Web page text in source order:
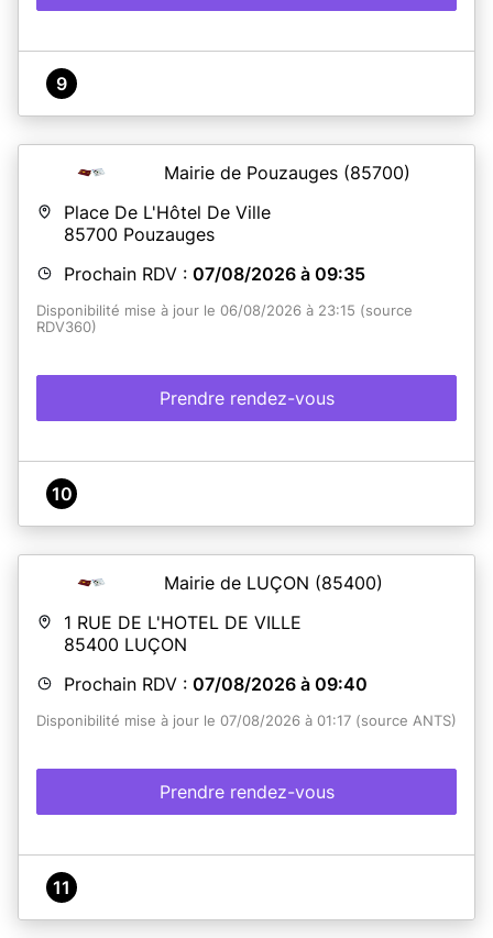
9
Mairie de Pouzauges (85700)
Place De L'Hôtel De Ville
85700 Pouzauges
Prochain RDV : 07/08/2026 à 09:35
Disponibilité mise à jour le 06/08/2026 à 23:15 (source
RDV360)
Prendre rendez-vous
10
Mairie de LUÇON (85400)
1 RUE DE L'HOTEL DE VILLE
85400 LUÇON
Prochain RDV : 07/08/2026 à 09:40
Disponibilité mise à jour le 07/08/2026 à 01:17 (source ANTS)
Prendre rendez-vous
11